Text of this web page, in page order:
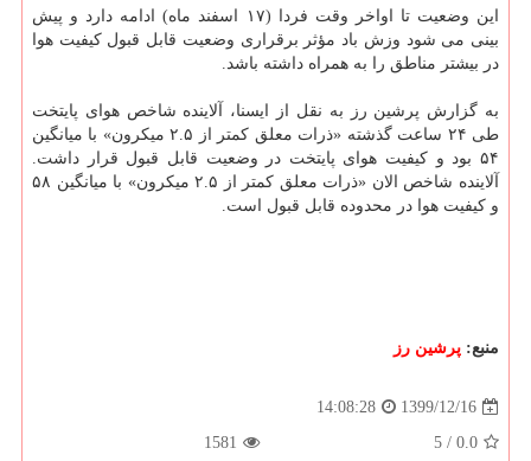
این وضعیت تا اواخر وقت فردا (۱۷ اسفند ماه) ادامه دارد و پیش
بینی می شود وزش باد مؤثر برقراری وضعیت قابل قبول کیفیت هوا
در بیشتر مناطق را به همراه داشته باشد.
به گزارش پرشین رز به نقل از ایسنا، آلاینده شاخص هوای پایتخت
طی ۲۴ ساعت گذشته «ذرات معلق کمتر از ۲.۵ میکرون» با میانگین
۵۴ بود و کیفیت هوای پایتخت در وضعیت قابل قبول قرار داشت.
آلاینده شاخص الان «ذرات معلق کمتر از ۲.۵ میکرون» با میانگین ۵۸
و کیفیت هوا در محدوده قابل قبول است.
منبع: پرشین رز
1399/12/16
14:08:28
0.0
/
5
1581